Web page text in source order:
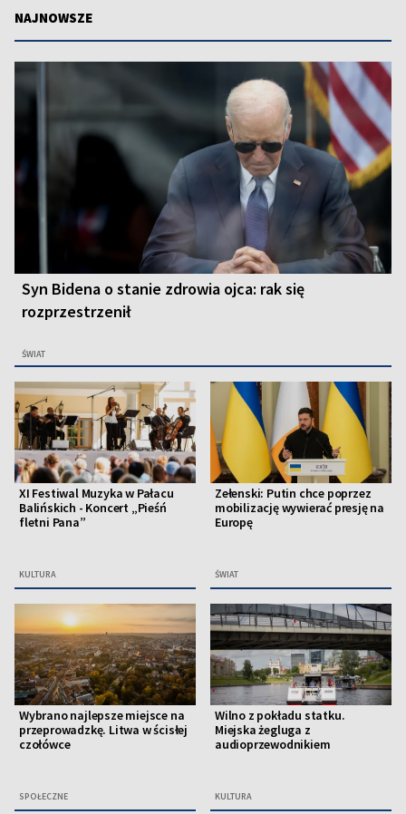
NAJNOWSZE
Syn Bidena o stanie zdrowia ojca: rak się
rozprzestrzenił
ŚWIAT
XI Festiwal Muzyka w Pałacu
Balińskich - Koncert „Pieśń
fletni Pana”
KULTURA
Zełenski: Putin chce poprzez
mobilizację wywierać presję na
Europę
ŚWIAT
Wybrano najlepsze miejsce na
przeprowadzkę. Litwa w ścisłej
czołówce
SPOŁECZNE
Wilno z pokładu statku.
Miejska żegluga z
audioprzewodnikiem
KULTURA